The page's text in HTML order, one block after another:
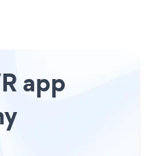
app